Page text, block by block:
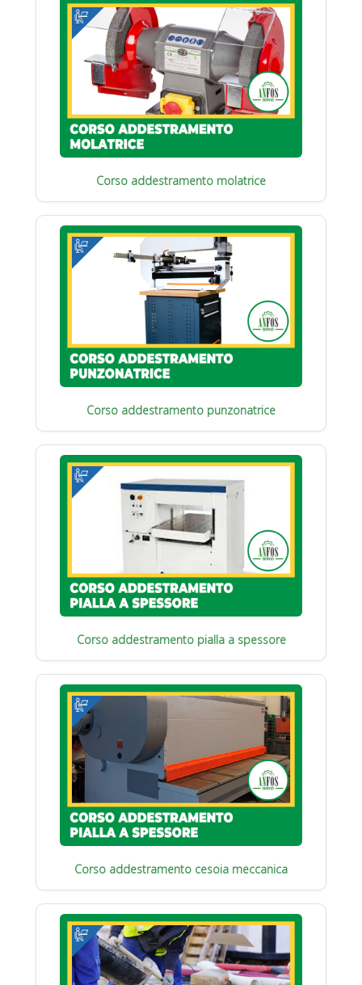
Corso addestramento molatrice
Corso addestramento punzonatrice
Corso addestramento pialla a spessore
Corso addestramento cesoia meccanica